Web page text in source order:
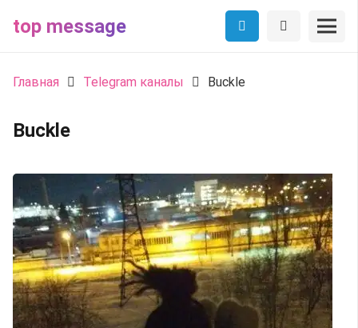
top message
Главная Telegram каналы Buckle
Buckle